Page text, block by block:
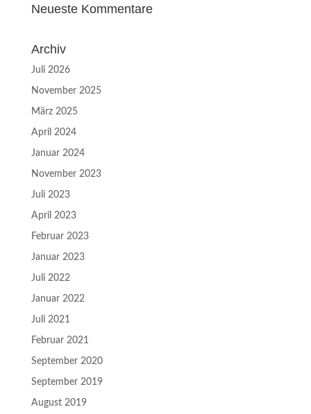
Neueste Kommentare
Archiv
Juli 2026
November 2025
März 2025
April 2024
Januar 2024
November 2023
Juli 2023
April 2023
Februar 2023
Januar 2023
Juli 2022
Januar 2022
Juli 2021
Februar 2021
September 2020
September 2019
August 2019